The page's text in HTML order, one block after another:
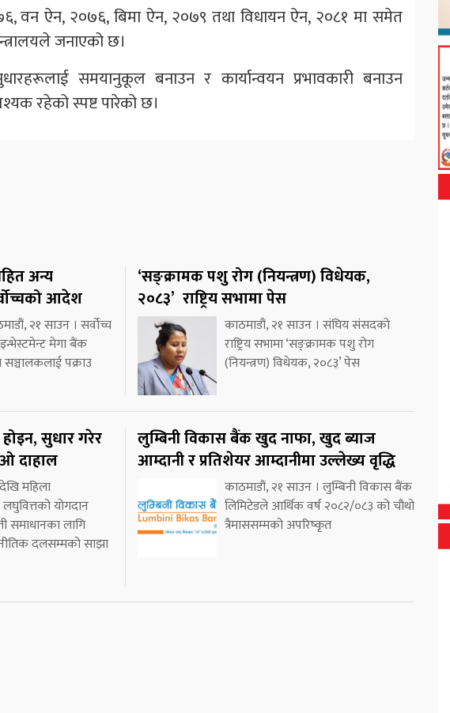
वन ऐन, २०७६, बिमा ऐन, २०७९ तथा विधायन ऐन, २०८१ मा समेत
जनाएको छ।
समयानुकूल बनाउन र कार्यान्वयन प्रभावकारी बनाउन
रहेको स्पष्ट पारेको छ।
अन्य
आदेश
२१ साउन । सर्वोच्च
मेगा बैंक
पक्राउ
‘सङ्क्रामक पशु रोग (नियन्त्रण) विधेयक,
२०८३’ राष्ट्रिय सभामा पेस
काठमाडौं, २१ साउन । संघिय संसदको
राष्ट्रिय सभामा ‘सङ्क्रामक पशु रोग
(नियन्त्रण) विधेयक, २०८३’ पेस
सुधार गरेर
दाहाल
महिला
योगदान
समाधानका लागि
दलसम्मको साझा
लुम्बिनी विकास बैंक खुद नाफा, खुद ब्याज
आम्दानी र प्रतिशेयर आम्दानीमा उल्लेख्य वृद्धि
काठमाडौं, २१ साउन । लुम्बिनी विकास बैंक
लिमिटेडले आर्थिक वर्ष २०८२/०८३ को चौथो
त्रैमाससम्मको अपरिष्कृत